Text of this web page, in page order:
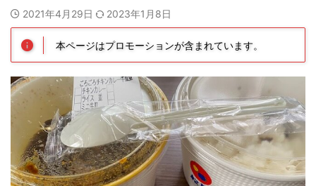
2021年4月29日 2023年1月8日
本ページはプロモーションが含まれています。